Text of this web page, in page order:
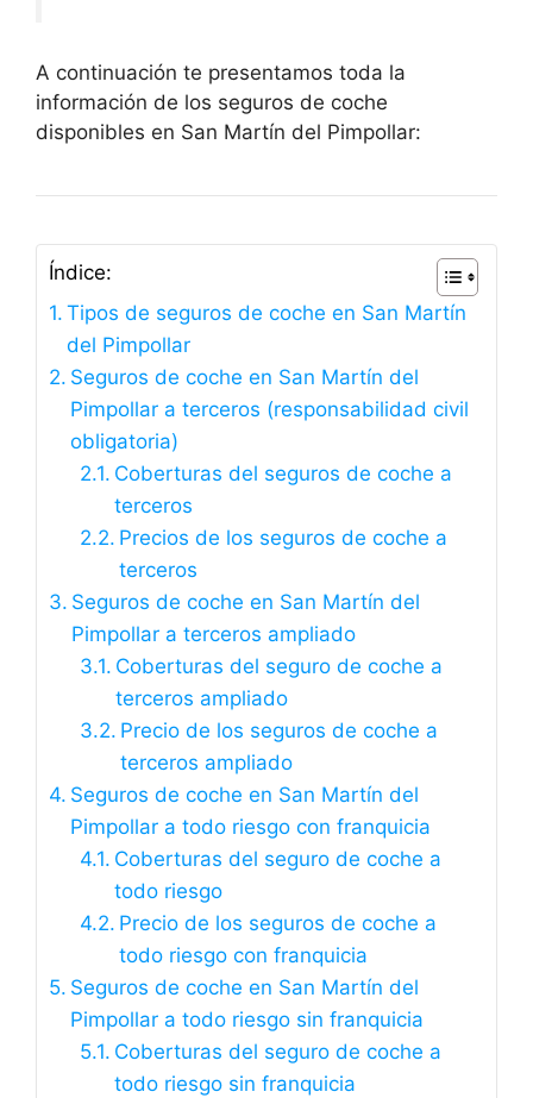
A continuación te presentamos toda la
información de los seguros de coche
disponibles en San Martín del Pimpollar:
Índice:
Tipos de seguros de coche en San Martín
del Pimpollar
Seguros de coche en San Martín del
Pimpollar a terceros (responsabilidad civil
obligatoria)
Coberturas del seguros de coche a
terceros
Precios de los seguros de coche a
terceros
Seguros de coche en San Martín del
Pimpollar a terceros ampliado
Coberturas del seguro de coche a
terceros ampliado
Precio de los seguros de coche a
terceros ampliado
Seguros de coche en San Martín del
Pimpollar a todo riesgo con franquicia
Coberturas del seguro de coche a
todo riesgo
Precio de los seguros de coche a
todo riesgo con franquicia
Seguros de coche en San Martín del
Pimpollar a todo riesgo sin franquicia
Coberturas del seguro de coche a
todo riesgo sin franquicia